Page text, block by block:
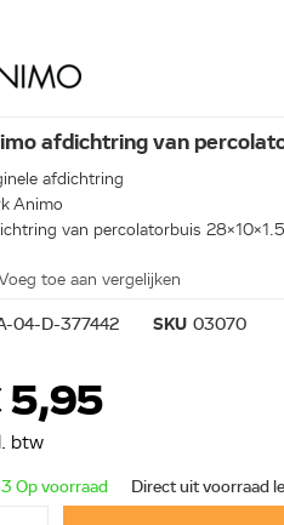
afdichtring van
afdichtring
Animo
van percolatorbuis 28x10x1.5
toe aan vergelijken
04-D-377442 SKU 03070
5,95
btw
3 Op voorraad Direct uit voorraad